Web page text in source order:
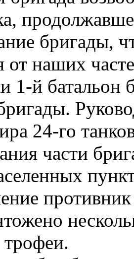
бригады,
от наших
1-й батальон
24-го
части
трофеи.